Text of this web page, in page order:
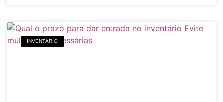
INVENTÁRIO